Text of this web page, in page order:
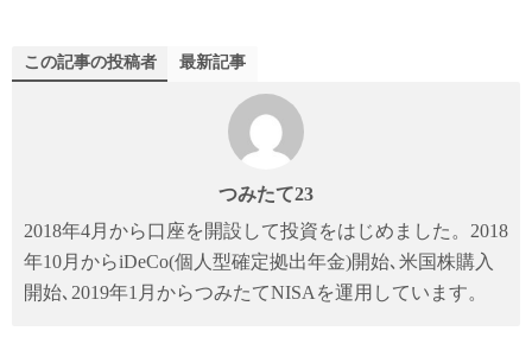
この記事の投稿者 最新記事
つみたて23
2018年4月から口座を開設して投資をはじめました。2018
年10月からiDeCo(個人型確定拠出年金)開始､米国株購入
開始､2019年1月からつみたてNISAを運用しています。